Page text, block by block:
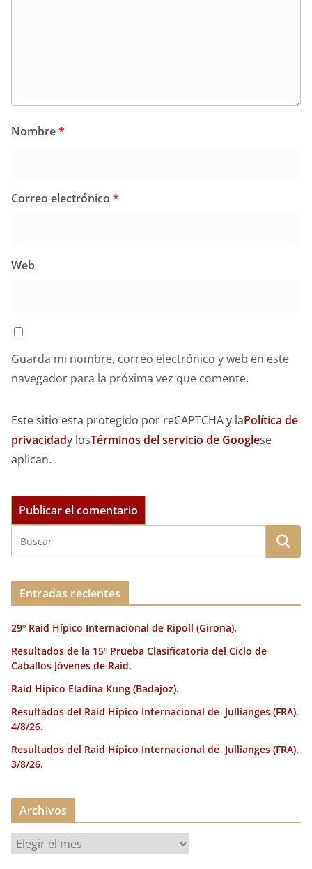
Nombre*
Correo electrónico *
Web
Guarda mi nombre, correo electrónico y web en este
navegador para la próxima vez que comente.
Este sitio esta protegido por reCAPTCHA y laPolítica de
privacidady losTérminos del servicio de Googlese
aplican.
Entradas recientes
29º Raid Hípico Internacional de Ripoll (Girona).
Resultados de la 15º Prueba Clasificatoria del Ciclo de
Caballos Jóvenes de Raid.
Raid Hípico Eladina Kung (Badajoz).
Resultados del Raid Hípico Internacional de Jullianges (FRA).
4/8/26.
Resultados del Raid Hípico Internacional de Jullianges (FRA).
3/8/26.
Archivos
r